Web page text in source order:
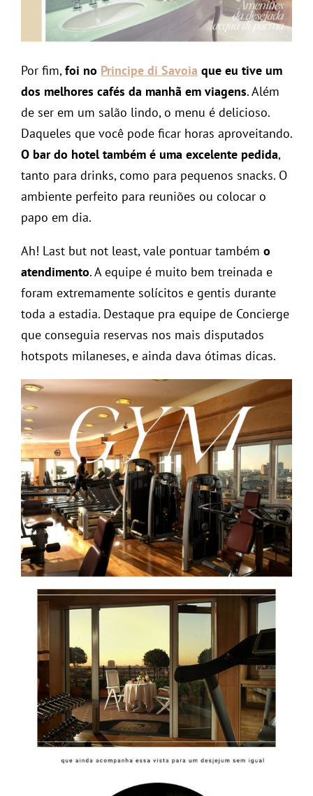
Por fim, foi no Principe di Savoia que eu tive um
dos melhores cafés da manhã em viagens. Além
de ser em um salão lindo, o menu é delicioso.
Daqueles que você pode ficar horas aproveitando.
O bar do hotel também é uma excelente pedida,
tanto para drinks, como para pequenos snacks. O
ambiente perfeito para reuniões ou colocar o
papo em dia.
Ah! Last but not least, vale pontuar também o
atendimento. A equipe é muito bem treinada e
foram extremamente solícitos e gentis durante
toda a estadia. Destaque pra equipe de Concierge
que conseguia reservas nos mais disputados
hotspots milaneses, e ainda dava ótimas dicas.